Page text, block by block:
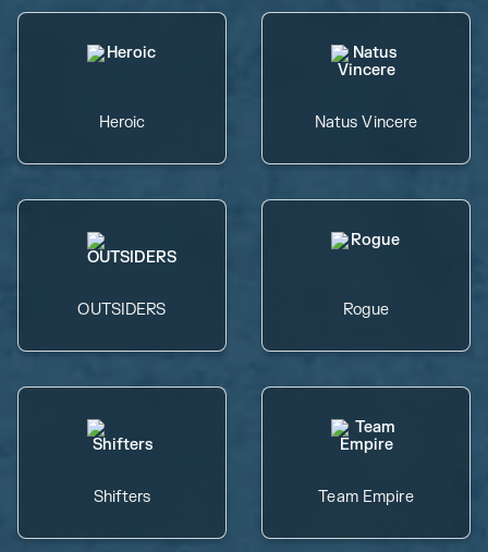
Heroic Natus Vincere
OUTSIDERS Rogue
Shifters Team Empire